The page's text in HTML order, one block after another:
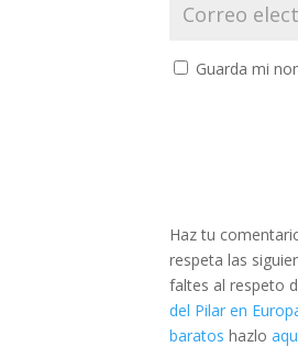
Guarda mi
Haz tu
respeta las
faltes al respeto
del Pilar en
baratos hazlo